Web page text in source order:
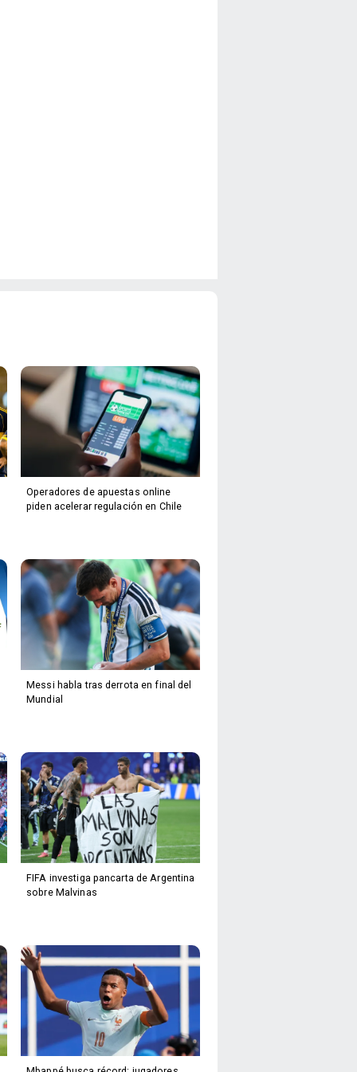
Operadores de apuestas online
piden acelerar regulación en Chile
Messi habla tras derrota en final del
Mundial
FIFA investiga pancarta de Argentina
sobre Malvinas